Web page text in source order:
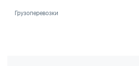
Грузоперевозки